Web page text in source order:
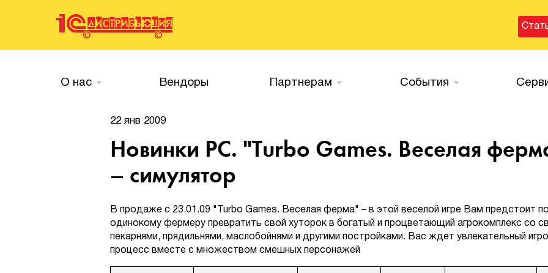
О нас Вендоры Партнерам События
22 янв 2009
Новинки PC. "Turbo Games. Веселая
– симулятор
В продаже с 23.01.09 "Turbo Games. Веселая ферма" – в этой веселой игре Вам предстоит
одинокому фермеру превратить свой хуторок в богатый и процветающий агрокомплекс со
пекарнями, прядильнями, маслобойнями и другими постройками. Вас ждет увлекательный
процесс вместе с множеством смешных персонажей